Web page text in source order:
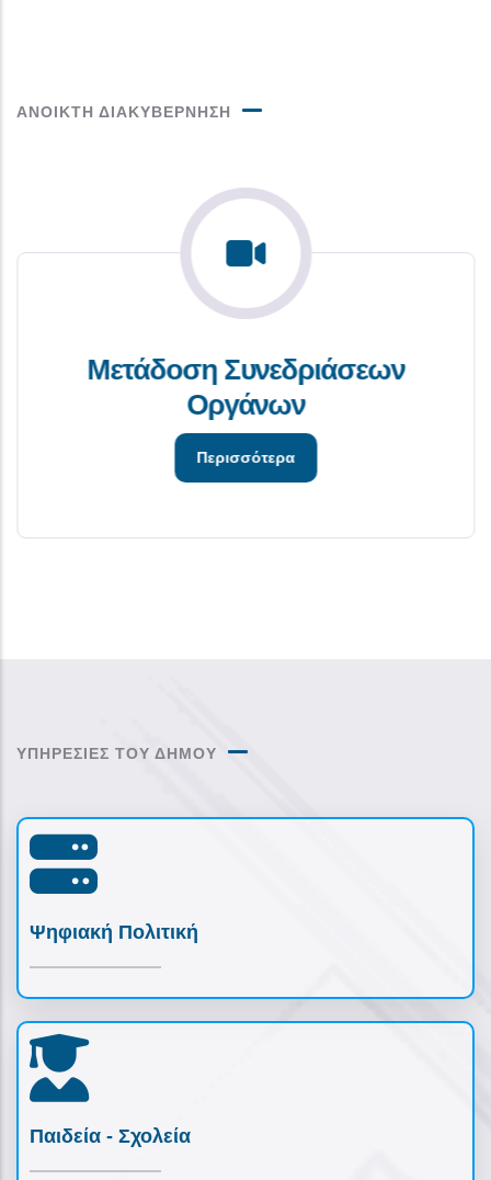
ΑΝΟΙΚΤΗ ΔΙΑΚΥΒΕΡΝΗΣΗ
Μετάδοση Συνεδριάσεων
Οργάνων
Περισσότερα
ΥΠΗΡΕΣΙΕΣ ΤΟΥ ΔΗΜΟΥ
Ψηφιακή Πολιτική
Παιδεία - Σχολεία